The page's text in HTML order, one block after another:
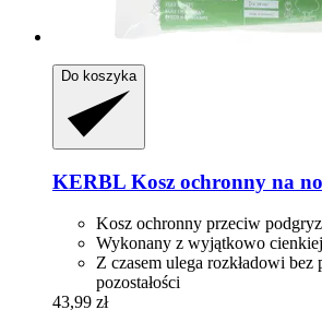
Do koszyka
KERBL Kosz ochronny na
Kosz ochronny przeciw
Wykonany z wyjątkowo
Z czasem ulega rozkładowi bez
pozostałości
43,99 zł